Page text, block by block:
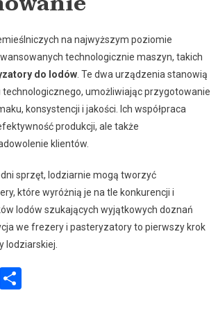
na najwyższym poziomie
technologicznie maszyn, takich
do lodów. Te dwa urządzenia stanowią
umożliwiając przygotowanie
konsystencji i jakości. Ich współpraca
produkcji, ale także
klientów.
sprzęt, lodziarnie mogą tworzyć
które wyróżnią je na tle konkurencji i
lodów szukających wyjątkowych doznań
we frezery i pasteryzatory to pierwszy krok
lodziarskiej.
Podziel